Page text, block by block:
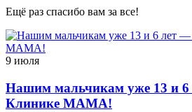
Ещё раз спасибо вам за все!
9 июля
Нашим мальчикам уже 13 и 6
Клинике МАМА!